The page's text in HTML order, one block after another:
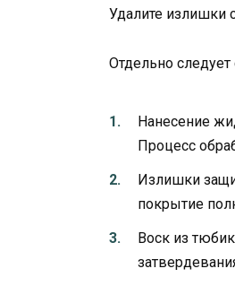
Удалите излишки
Отдельно следует
Нанесение
Процесс
Излишки
покрытие
Воск из